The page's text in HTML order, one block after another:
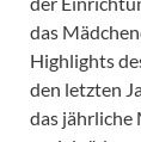
das
Highlights
den letzten
das jährliche